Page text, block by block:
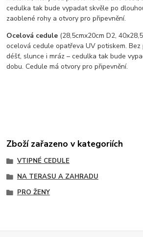
cedulka tak bude vypadat skvěle po
zaoblené rohy a otvory pro připevnění.
Ocelová cedule (28,5cmx20cm D2,
ocelová cedule opatřeva UV potiskem.
déšť, slunce i mráz – cedulka tak bude
dobu. Cedule má otvory pro připevnění.
Zboží zařazeno v kategoriích
VTIPNÉ CEDULE
NA TERASU A ZAHRADU
PRO ŽENY